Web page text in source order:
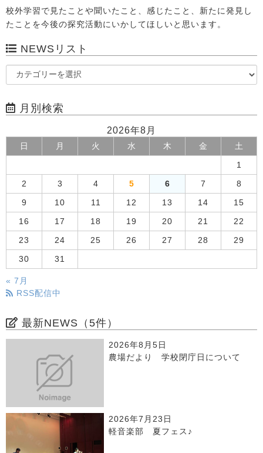
校外学習で見たことや聞いたこと、感じたこと、新たに発見し
たことを今後の探究活動にいかしてほしいと思います。
NEWSリスト
月別検索
2026年8月
日 月 火 水 木 金 土
1
2 3 4 5 6 7 8
9 10 11 12 13 14 15
16 17 18 19 20 21 22
23 24 25 26 27 28 29
30 31
« 7月
RSS配信中
最新NEWS（5件）
2026年8月5日
農場だより 学校閉庁日について
2026年7月23日
軽音楽部 夏フェス♪